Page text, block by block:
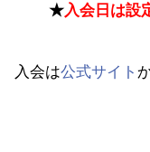
★入会日は設
入会は公式サイト